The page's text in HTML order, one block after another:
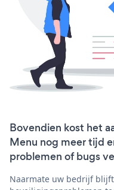
Bovendien kost het
Menu nog meer tijd
problemen of bugs
Naarmate uw bedrijf